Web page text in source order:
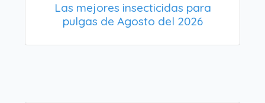
Las mejores insecticidas para
pulgas de Agosto del 2026